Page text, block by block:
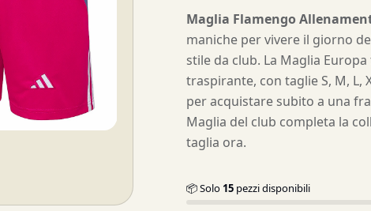
Maglia Flamengo
maniche per vivere il giorno
stile da club. La Maglia
traspirante, con taglie S, M, L,
per acquistare subito a una
Maglia del club completa la
taglia ora.
📦 Solo 15 pezzi disponibili